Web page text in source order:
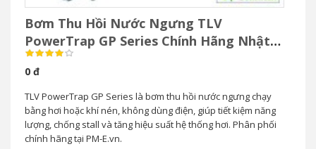
Bơm Thu Hồi Nước Ngưng TLV
PowerTrap GP Series Chính Hãng Nhật
Bản
0 đ
TLV PowerTrap GP Series là bơm thu hồi nước ngưng chạy
bằng hơi hoặc khí nén, không dùng điện, giúp tiết kiệm năng
lượng, chống stall và tăng hiệu suất hệ thống hơi. Phân phối
chính hãng tại PM-E.vn.